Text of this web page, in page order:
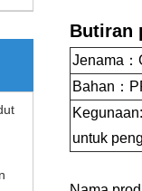
Butiran
Jenama
Bahan：
untuk